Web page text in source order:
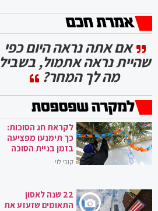
אם אתה נראה היום כפי
שהיית נראה אתמול, בשביל
מה לך המחר?
לקראת חג הסוכות:
כך תימנעו מפציעה
בזמן בניית הסוכה
קובי לוי
22 שנה לאסון
התאומים שזעזע את